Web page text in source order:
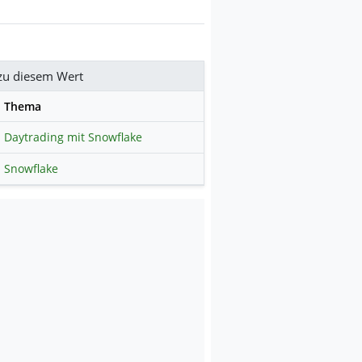
diesem Wert
Thema
Daytrading mit Snowflake
Snowflake